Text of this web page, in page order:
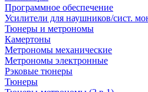
Программное обеспечение
Усилители для наушников/сист.
Тюнеры и метрономы
Камертоны
Метрономы механические
Метрономы электронные
Рэковые тюнеры
Тюнеры